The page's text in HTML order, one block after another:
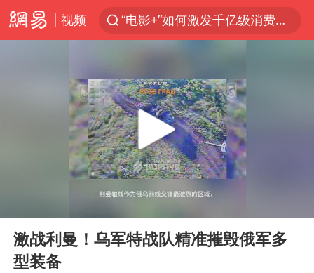
视频
“电影+”如何激发千亿级消费新活力？
“今天得有40℃了吧 为啥还不预警”
Play
激战利曼！乌军特战队精准摧毁俄军多
型装备